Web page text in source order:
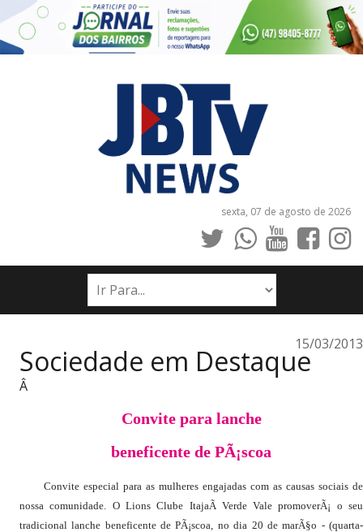
sexta, 07 de agosto de 2026
INÍCIO
NOTÍCIAS
PUBLICAÇÕES LEGAIS
15/03/2013
Sociedade em Destaque
Â
Convite para lanche
beneficente de PÃ¡scoa
Convite especial para as mulheres engajadas com as causas sociais de
nossa comunidade. O Lions Clube ItajaÃ­ Verde Vale promoverÃ¡ o seu
tradicional lanche beneficente de PÃ¡scoa, no dia 20 de marÃ§o - (quarta-